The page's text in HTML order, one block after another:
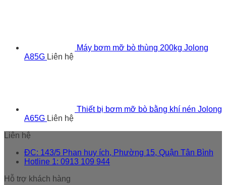
Máy bơm mỡ bò thùng 200kg Jolong
A85G Liên hệ
Thiết bị bơm mỡ bò bằng khí nén Jolong
A65G Liên hệ
Liên hệ
ĐC: 143/5 Phan huy ích, Phường 15, Quận Tân Bình
Hotline 1: 0913 109 944
Hỗ trợ khách hàng